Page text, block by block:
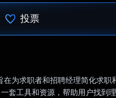
投票
为求职者和招聘经理简化求职
套工具和资源，帮助用户找到